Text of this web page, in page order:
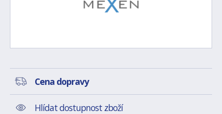
Cena dopravy
Hlídat dostupnost zboží